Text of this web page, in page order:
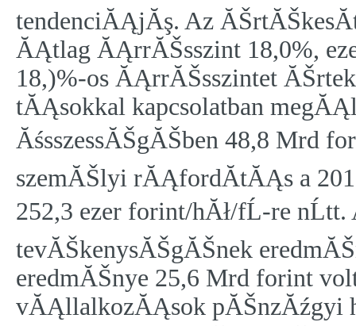
tendenciĂĄjĂş. Az
ĂĄtlag ĂĄrrĂŠsszint 18,0%,
18,)%-os ĂĄrrĂŠsszintet
tĂĄsokkal kapcsolatban
ĂśsszessĂŠgĂŠben 48,8 Mrd
szemĂŠlyi rĂĄfordĂ­tĂĄs a
252,3 ezer forint/hĂł/fĹ-re
tevĂŠkenysĂŠgĂŠnek
eredmĂŠnye 25,6 Mrd forint
vĂĄllalkozĂĄsok pĂŠnzĂźgyi